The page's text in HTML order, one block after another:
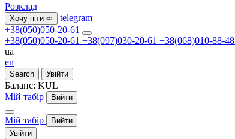
Розклад
Хочу піти ➪
telegram
+38(050)050-20-61
+38(050)050-20-61 +38(097)030-20-61 +38(068)010-88-48
ua
en
Search Увійти
Баланс: KUL
Мій табір
Вийти
Мій табір
Вийти
Увійти